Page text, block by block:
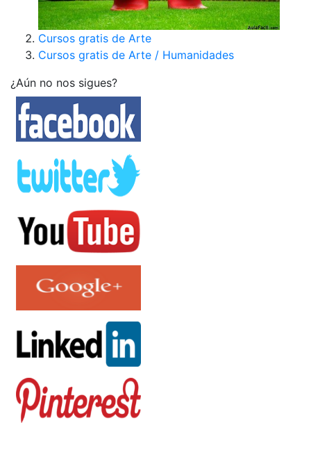
Cursos gratis de Arte
Cursos gratis de Arte / Humanidades
¿Aún no nos sigues?